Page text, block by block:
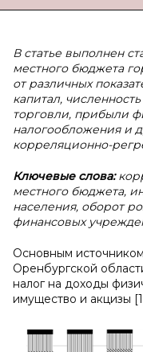
В статье выполнен
местного бюджета
от различных
капитал,
торговли, прибыли
налогообложения и
корреляционно-
Ключевые слова:
местного бюджета,
населения, оборот
финансовых
Основным
Оренбургской
налог на доходы
имущество и акцизы